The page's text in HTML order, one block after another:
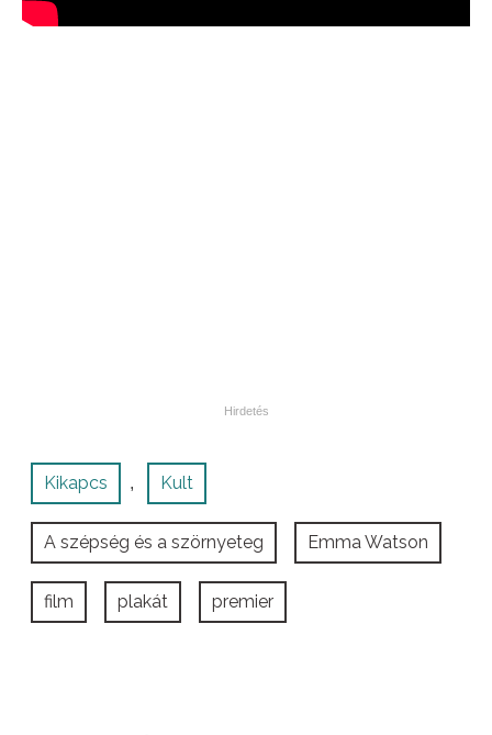
Kikapcs , Kult
A szépség és a szörnyeteg Emma Watson
film plakát premier